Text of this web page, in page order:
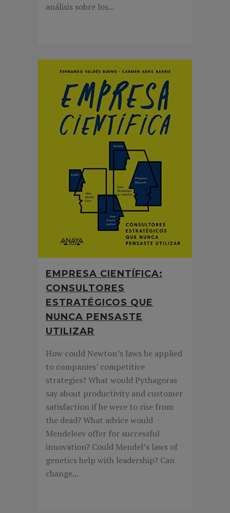
análisis sobre los...
EMPRESA CIENTÍFICA:
CONSULTORES
ESTRATÉGICOS QUE
NUNCA PENSASTE
UTILIZAR
How could Newton’s laws be applied
to companies’ competitive
strategies? What would Pythagoras
say about productivity and customer
satisfaction if he were to rise from
the dead? What advice would
Mendeleev offer for successful
innovation? Could Mendel’s laws of
genetics help with leadership? Can
change...